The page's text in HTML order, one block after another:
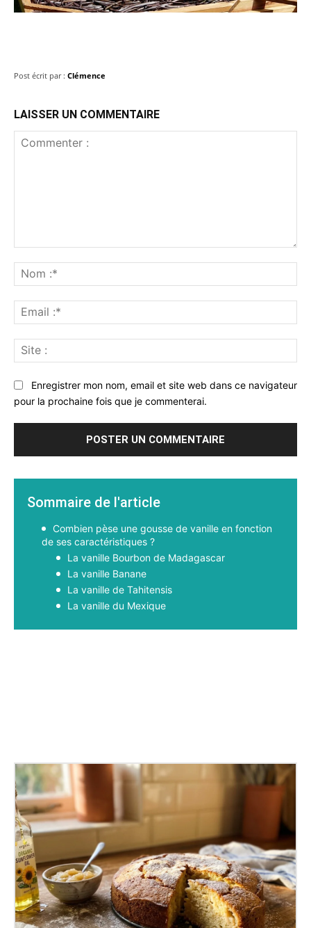
Post écrit par : Clémence
LAISSER UN COMMENTAIRE
:*
:*
:
Enregistrer mon nom, email et site web dans ce navigateur
pour la prochaine fois que je commenterai.
Sommaire de l'article
Combien pèse une gousse de vanille en fonction
de ses caractéristiques ?
La vanille Bourbon de Madagascar
La vanille Banane
La vanille de Tahitensis
La vanille du Mexique